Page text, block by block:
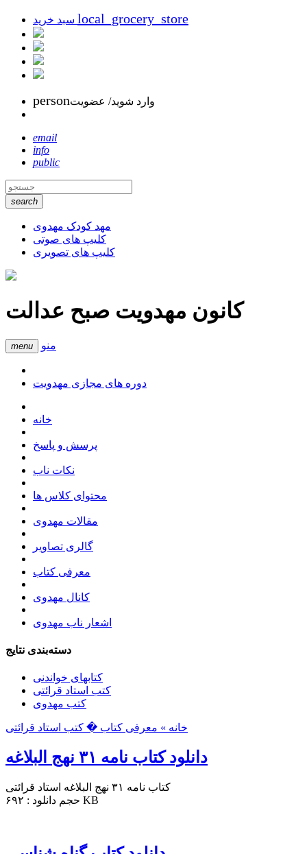
local_grocery_store
personوارد شوید/ عضویت
email
info
public
search
مهد کودک مهدوی
کلیپ های صوتی
کلیپ های تصویری
کانون مهدویت صبح عدالت
menu منو
دوره های مجازی مهدویت
خانه
پرسش و پاسخ
نکات ناب
محتوای کلاس ها
مقالات مهدوی
گالری تصاویر
معرفی کتاب
کانال مهدوی
اشعار ناب مهدوی
دسته‌بندی نتایج
کتابهای خواندنی
کتب استاد قرائتی
کتب مهدوی
خانه » معرفی کتاب � کتب استاد قرائتی
دانلود کتاب نامه ۳۱ نهج البلاغه
کتاب نامه ۳۱ نهج البلاغه استاد قرائتی
حجم دانلود : ۶۹۲ KB